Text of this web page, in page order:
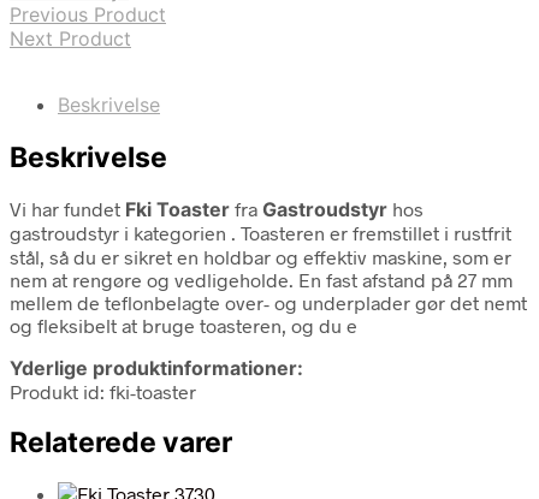
Previous Product
Next Product
Beskrivelse
Beskrivelse
Vi har fundet Fki Toaster fra Gastroudstyr hos
gastroudstyr i kategorien . Toasteren er fremstillet i rustfrit
stål, så du er sikret en holdbar og effektiv maskine, som er
nem at rengøre og vedligeholde. En fast afstand på 27 mm
mellem de teflonbelagte over- og underplader gør det nemt
og fleksibelt at bruge toasteren, og du e
Yderlige produktinformationer:
Produkt id: fki-toaster
Relaterede varer